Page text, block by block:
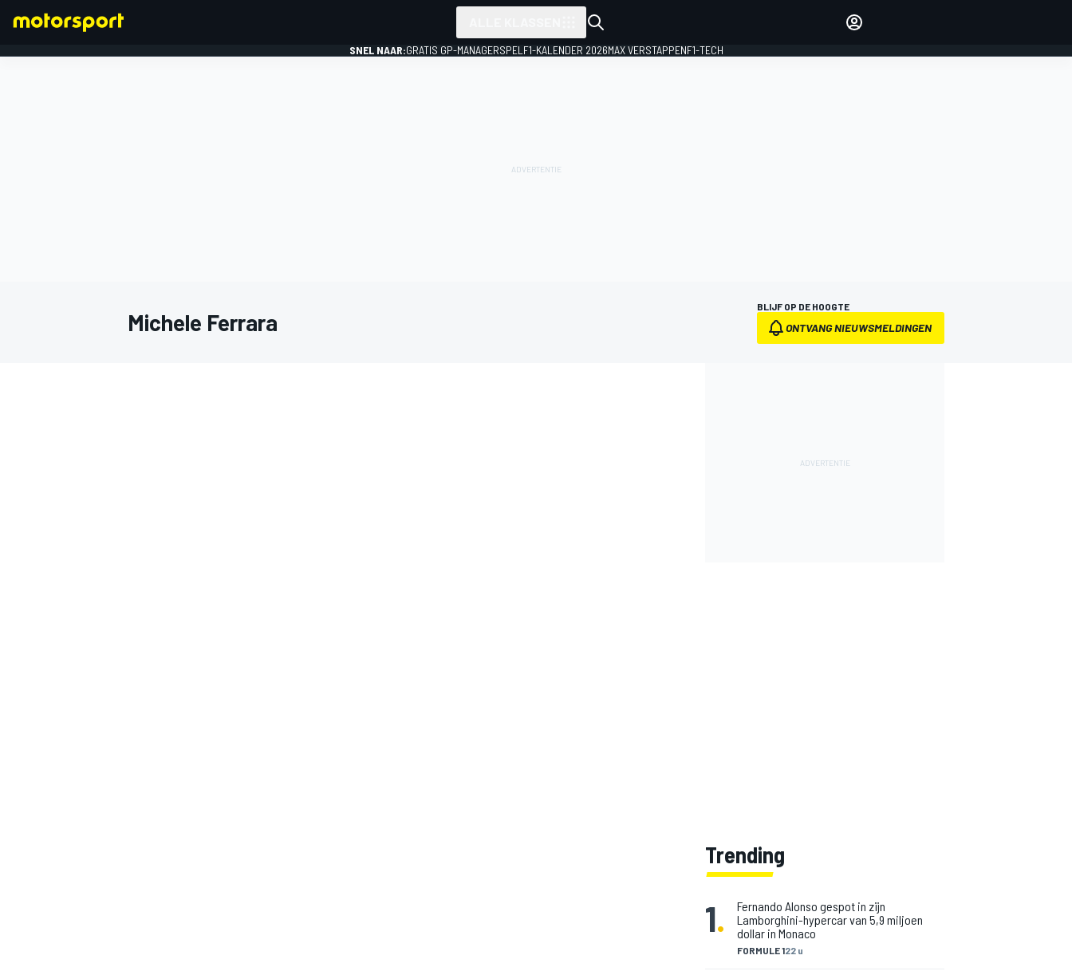
SNEL NAAR:GRATIS GP-MANAGERSPEL F1-KALENDER 2026MAX VERSTAPPENF1-TECH
Michele Ferrara
BLIJF OP DE HOOGTE
ONTVANG NIEUWSMELDINGEN
Trending
1.
FORMULE 122 u
Fernando Alonso gespot in zijn
Lamborghini-hypercar van 5,9 miljoen
dollar in Monaco